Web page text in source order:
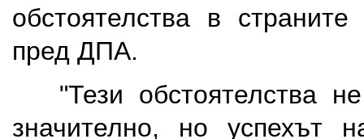
обстоятелства в
пред ДПА.
"Тези обстоятелства
значително, но успехът